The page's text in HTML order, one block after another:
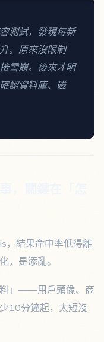
測試，發現每新
。原來沒限制
雪崩。後來才明
認資料庫、磁
，結果命中率低得離
，是添亂。
料」——用戶頭像、商
10分鐘起，太短沒